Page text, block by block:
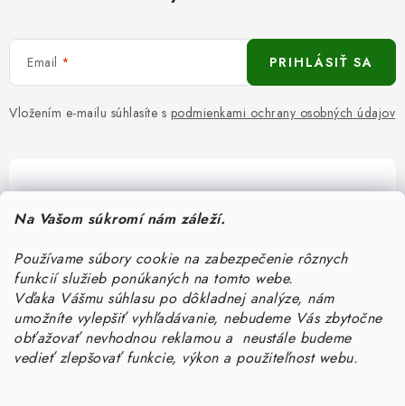
Na Vašom súkromí nám záleží.
Používame súbory cookie na zabezpečenie rôznych
funkcií služieb ponúkaných na tomto webe.
Vďaka Vášmu súhlasu po dôkladnej analýze, nám
umožníte vylepšiť vyhľadávanie, nebudeme Vás zbytočne
obťažovať nevhodnou reklamou a neustále budeme
vedieť zlepšovať funkcie, výkon a použiteľnost webu.
Email
Vložením e-mailu súhlasíte s podmienkami ochrany osobných údajov
PRIHLÁSIŤ SA
Pomôžeme vám s výberom
Potrebujete s niečím poradiť? Sme tu pre vás!
objednavky@kurin.sk
0950456469